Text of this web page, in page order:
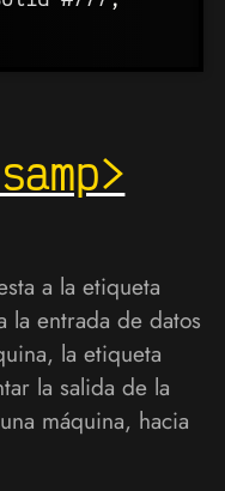
a la etiqueta
la entrada de datos
la etiqueta
la salida de la
máquina, hacia